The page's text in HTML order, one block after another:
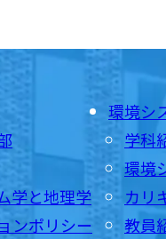
学と地理学
ンポリシー
環境シ
学科
環境
カリ
教員